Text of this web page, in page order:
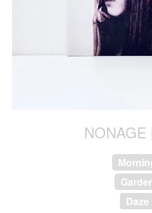
NONAGE
Daze